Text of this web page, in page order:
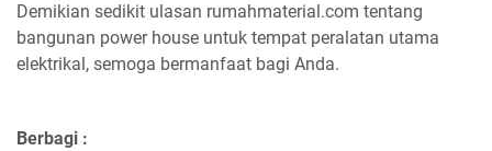
Demikian sedikit ulasan rumahmaterial.com tentang
bangunan power house untuk tempat peralatan utama
elektrikal, semoga bermanfaat bagi Anda.
Berbagi :